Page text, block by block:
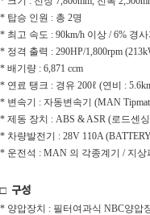
* 탑승 인원 : 총 2명
* 최고 속도 : 90km/h 이상 / 6% 경
* 정격 출력 : 290HP/1,800rpm
* 배기량 : 6,871 ccm
* 연료 탱크 : 경유 200ℓ (연비 :
* 변속기 : 자동변속기 (MAN
* 제동 장치 : ABS & ASR (로드센
* 차량발전기 : 28V 110A
* 운전석 : MAN 의 각종계기 / 지
□ 구성
* 양압장치 : 필터여과식 NBC양압